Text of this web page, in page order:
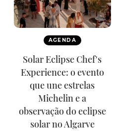
AGENDA
Solar Eclipse Chef's
Experience: o evento
que une estrelas
Michelin e a
observação do eclipse
solar no Algarve